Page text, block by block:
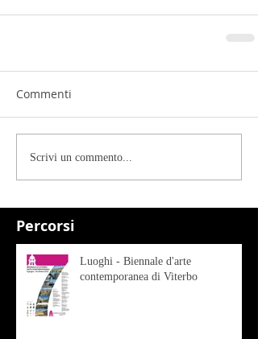
Percorsi
Commenti
Scrivi un commento...
Luoghi - Biennale d'arte
contemporanea di Viterbo